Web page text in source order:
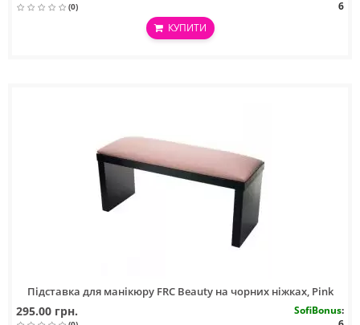
(0)
6
КУПИТИ
Підставка для манікюру FRC Beauty на чорних ніжках, Pink
295.00 грн. SofiBonus: